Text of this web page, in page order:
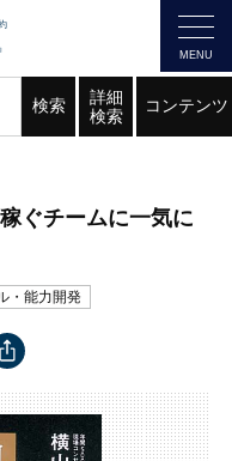
検索
詳細
検索
コンテンツ
ぐチームに一気に
・能力開発